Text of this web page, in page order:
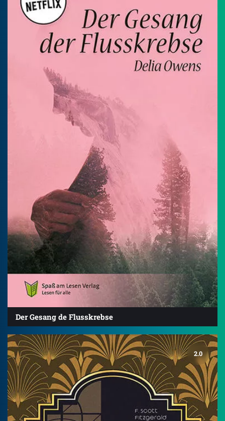
Der Gesang de Flusskrebse
2.0